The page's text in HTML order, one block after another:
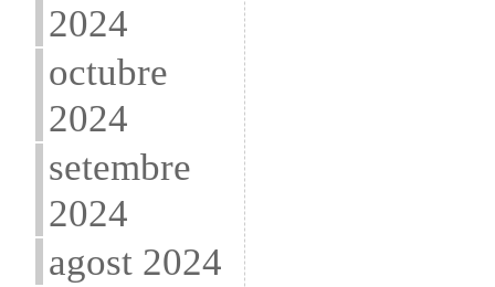
2024
octubre
2024
setembre
2024
agost 2024